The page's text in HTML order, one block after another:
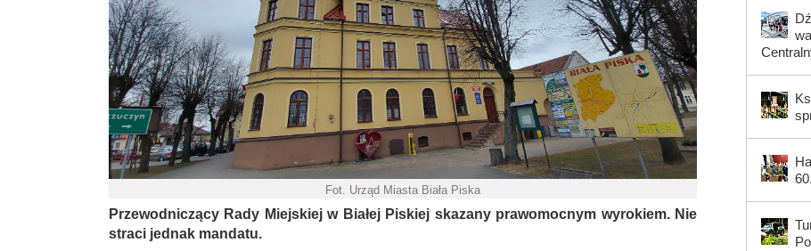
Fot. Urząd Miasta Biała Piska
Przewodniczący Rady Miejskiej w Białej Piskiej skazany prawomocnym wyrokiem. Nie
straci jednak mandatu.